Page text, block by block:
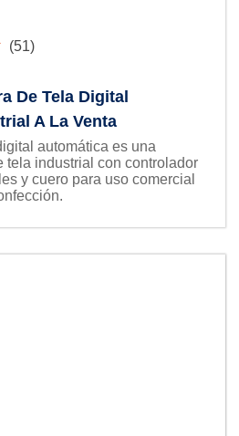
(51)
De Tela Digital
A La Venta
automática es una
tela industrial con controlador
y cuero para uso comercial